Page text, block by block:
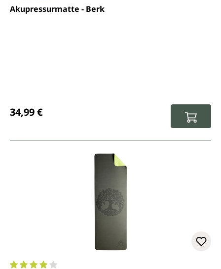
Durchschnittliche Bewertung von 4.2 von 5 Sternen
Akupressurmatte - Berk
34,99 €